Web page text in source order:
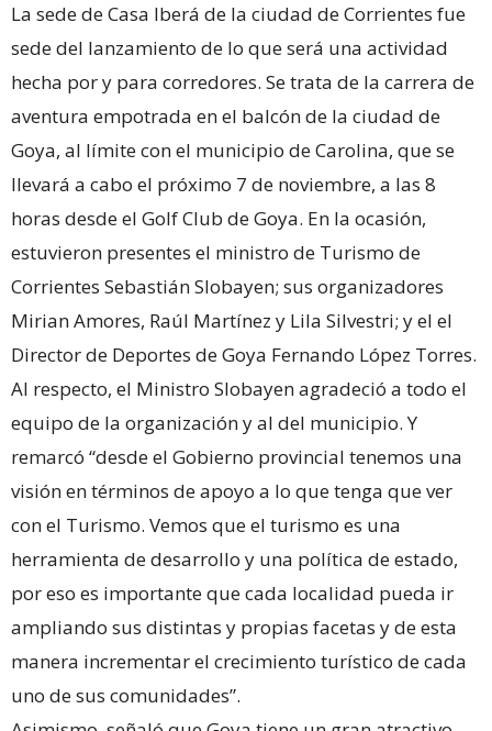
La sede de Casa Iberá de la ciudad de Corrientes fue
sede del lanzamiento de lo que será una actividad
hecha por y para corredores. Se trata de la carrera de
aventura empotrada en el balcón de la ciudad de
Goya, al límite con el municipio de Carolina, que se
llevará a cabo el próximo 7 de noviembre, a las 8
horas desde el Golf Club de Goya. En la ocasión,
estuvieron presentes el ministro de Turismo de
Corrientes Sebastián Slobayen; sus organizadores
Mirian Amores, Raúl Martínez y Lila Silvestri; y el el
Director de Deportes de Goya Fernando López Torres.
Al respecto, el Ministro Slobayen agradeció a todo el
equipo de la organización y al del municipio. Y
remarcó “desde el Gobierno provincial tenemos una
visión en términos de apoyo a lo que tenga que ver
con el Turismo. Vemos que el turismo es una
herramienta de desarrollo y una política de estado,
por eso es importante que cada localidad pueda ir
ampliando sus distintas y propias facetas y de esta
manera incrementar el crecimiento turístico de cada
uno de sus comunidades”.